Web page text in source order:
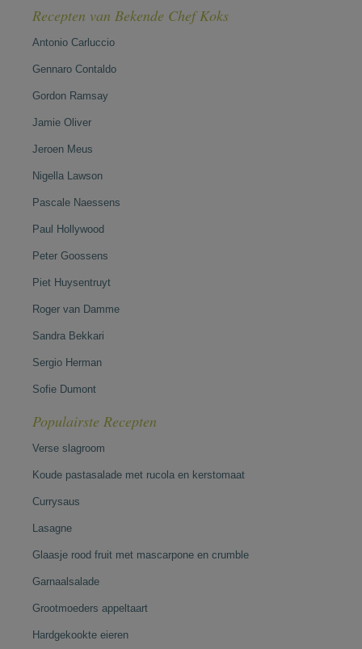
Recepten van Bekende Chef Koks
Antonio Carluccio
Gennaro Contaldo
Gordon Ramsay
Jamie Oliver
Jeroen Meus
Nigella Lawson
Pascale Naessens
Paul Hollywood
Peter Goossens
Piet Huysentruyt
Roger van Damme
Sandra Bekkari
Sergio Herman
Sofie Dumont
Populairste Recepten
Verse slagroom
Koude pastasalade met rucola en kerstomaat
Currysaus
Lasagne
Glaasje rood fruit met mascarpone en crumble
Garnaalsalade
Grootmoeders appeltaart
Hardgekookte eieren